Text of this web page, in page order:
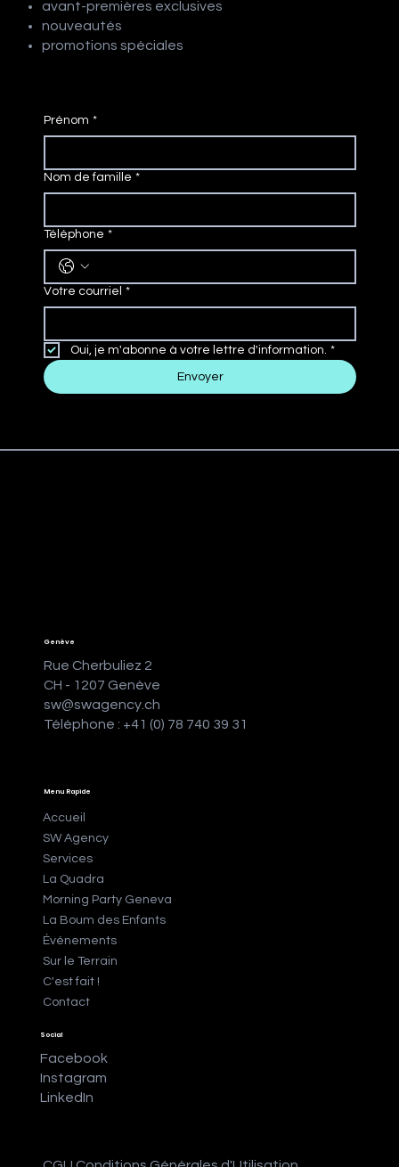
avant-premières exclusives
nouveautés
promotions spéciales
Prénom *
Nom de famille *
Téléphone *
Votre courriel *
Oui, je m'abonne à votre lettre d'information. *
Envoyer
Menu Rapide
Accueil
SW Agency
Services
La Quadra
Morning Party Geneva
La Boum des Enfants
Événements
Sur le Terrain
C'est fait !
Contact
Genève
Rue Cherbuliez 2
CH - 1207 Genève
sw@swagency.ch
Téléphone : +41 (0) 78 740 39 31
Social
Facebook
Instagram
LinkedIn